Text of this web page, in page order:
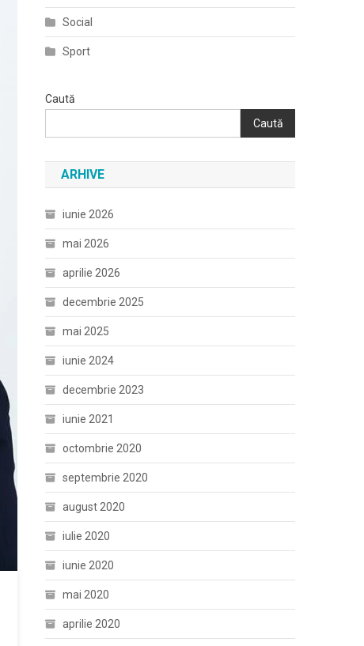
Social
Sport
Caută
Caută
ARHIVE
iunie 2026
mai 2026
aprilie 2026
decembrie 2025
mai 2025
iunie 2024
decembrie 2023
iunie 2021
octombrie 2020
septembrie 2020
august 2020
iulie 2020
iunie 2020
mai 2020
aprilie 2020